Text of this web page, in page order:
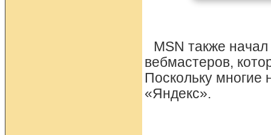
MSN также
вебмастеров,
Поскольку многие
«Яндекс».